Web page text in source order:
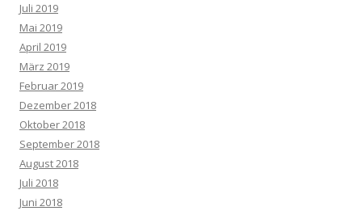
Juli 2019
Mai 2019
April 2019
März 2019
Februar 2019
Dezember 2018
Oktober 2018
September 2018
August 2018
Juli 2018
Juni 2018